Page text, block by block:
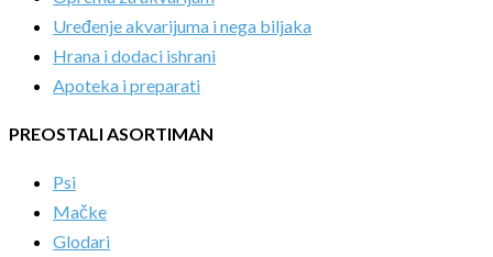
Uređenje akvarijuma i nega biljaka
Hrana i dodaci ishrani
Apoteka i preparati
PREOSTALI ASORTIMAN
Psi
Mačke
Glodari